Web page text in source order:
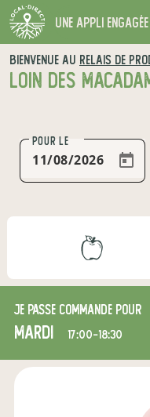
une appli engagée
BIENVENUE AU RELAIS DE
LOIN DES
POUR LE
Je passe commande pour
mardi 17:00-18:30